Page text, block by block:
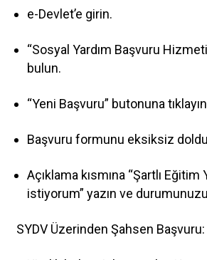
e-Devlet’e girin.
“Sosyal Yardım Başvuru
bulun.
“Yeni Başvuru” butonuna
Başvuru formunu eksiksiz
Açıklama kısmına “Şartlı Eğitim
istiyorum” yazın ve
SYDV Üzerinden Şahsen Başvuru: